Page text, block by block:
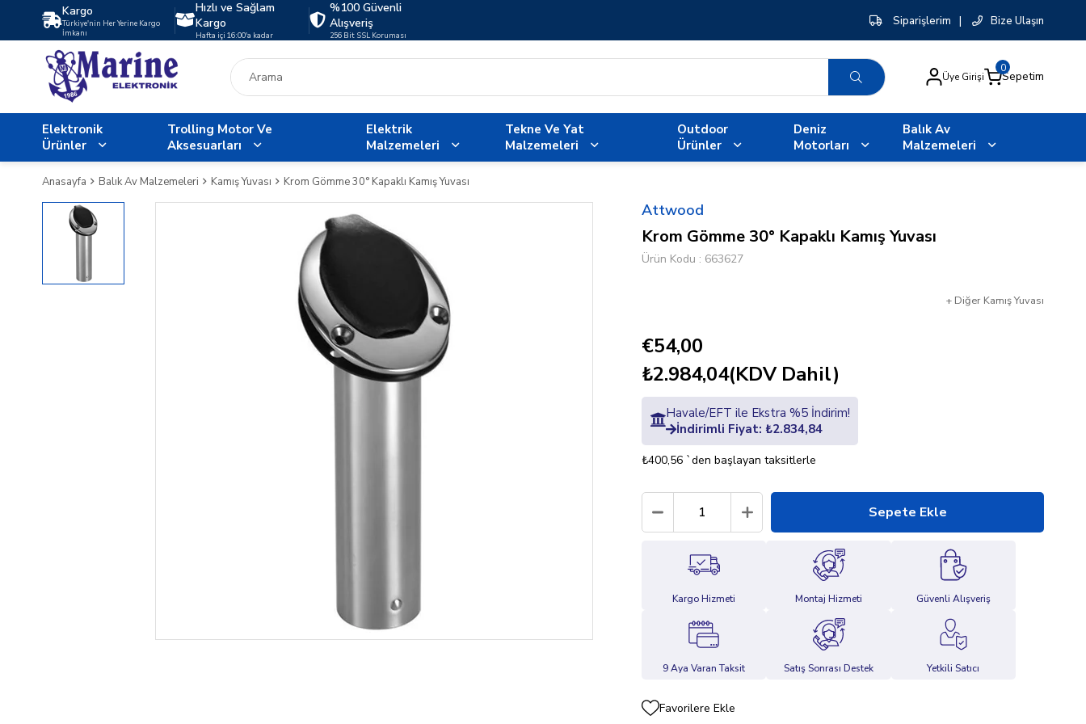
Kargo
Türkiye'nin Her Yerine Kargo
İmkanı
Hızlı ve Sağlam
Kargo
Hafta içi 16:00'a kadar
%100 Güvenli
Alışveriş
256 Bit SSL Koruması
Siparişlerim | Bize Ulaşın
Üye Girişi Sepetim
0
Elektronik
Ürünler
Trolling Motor Ve
Aksesuarları
Elektrik
Malzemeleri
Tekne Ve Yat
Malzemeleri
Outdoor
Ürünler
Deniz
Motorları
Balık Av
Malzemeleri
Anasayfa Balık Av Malzemeleri Kamış Yuvası Krom Gömme 30° Kapaklı Kamış Yuvası
Attwood
Krom Gömme 30° Kapaklı Kamış Yuvası
Ürün Kodu 663627
+ Diğer Kamış Yuvası
€54,00
₺2.984,04(KDV Dahil)
Havale/EFT ile Ekstra %5 İndirim!
İndirimli Fiyat: ₺2.834,84
₺400,56 `den başlayan taksitlerle
Kargo Hizmeti Montaj Hizmeti Güvenli Alışveriş
9 Aya Varan Taksit Satış Sonrası Destek Yetkili Satıcı
Favorilere Ekle